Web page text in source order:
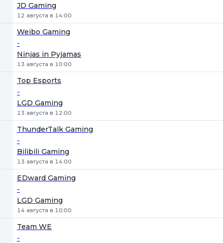
JD Gaming
12 августа в 14:00
Weibo Gaming
-
Ninjas in Pyjamas
13 августа в 10:00
Top Esports
-
LGD Gaming
13 августа в 12:00
ThunderTalk Gaming
-
Bilibili Gaming
13 августа в 14:00
EDward Gaming
-
LGD Gaming
14 августа в 10:00
Team WE
-